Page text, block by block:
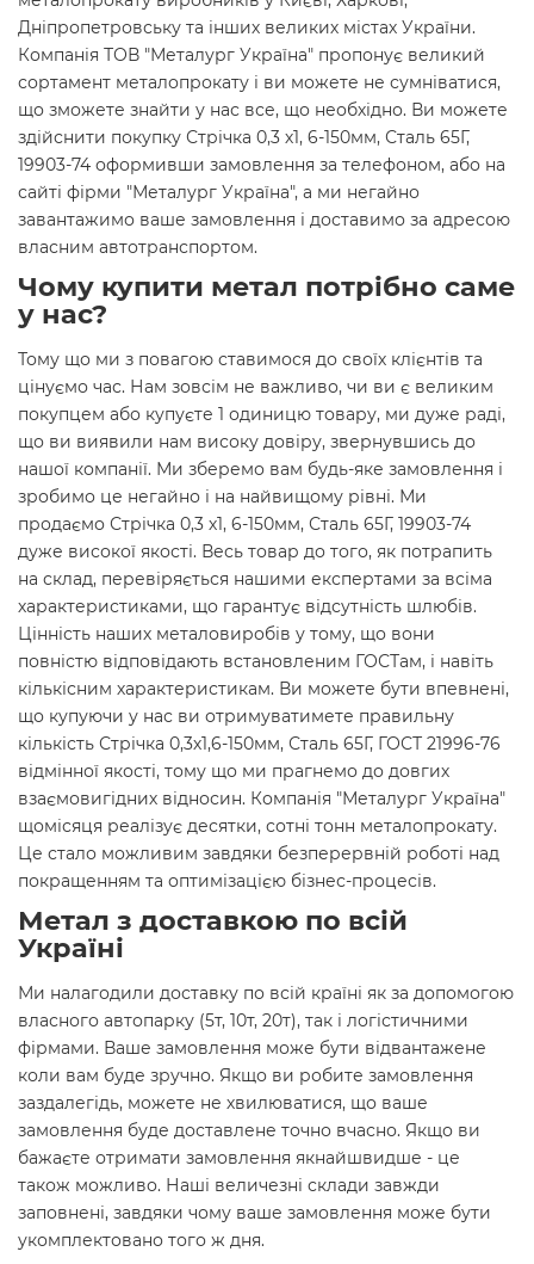
Дніпропетровську та інших великих містах України.
Компанія ТОВ "Металург Україна" пропонує великий
сортамент металопрокату і ви можете не сумніватися,
що зможете знайти у нас все, що необхідно. Ви можете
здійснити покупку Стрічка 0,3 х1, 6-150мм, Сталь 65Г,
19903-74 оформивши замовлення за телефоном, або на
сайті фірми "Металург Україна", а ми негайно
завантажимо ваше замовлення і доставимо за адресою
власним автотранспортом.
Чому купити метал потрібно саме
у нас?
Тому що ми з повагою ставимося до своїх клієнтів та
цінуємо час. Нам зовсім не важливо, чи ви є великим
покупцем або купуєте 1 одиницю товару, ми дуже раді,
що ви виявили нам високу довіру, звернувшись до
нашої компанії. Ми зберемо вам будь-яке замовлення і
зробимо це негайно і на найвищому рівні. Ми
продаємо Стрічка 0,3 х1, 6-150мм, Сталь 65Г, 19903-74
дуже високої якості. Весь товар до того, як потрапить
на склад, перевіряється нашими експертами за всіма
характеристиками, що гарантує відсутність шлюбів.
Цінність наших металовиробів у тому, що вони
повністю відповідають встановленим ГОСТам, і навіть
кількісним характеристикам. Ви можете бути впевнені,
що купуючи у нас ви отримуватимете правильну
кількість Стрічка 0,3х1,6-150мм, Сталь 65Г, ГОСТ 21996-76
відмінної якості, тому що ми прагнемо до довгих
взаємовигідних відносин. Компанія "Металург Україна"
щомісяця реалізує десятки, сотні тонн металопрокату.
Це стало можливим завдяки безперервній роботі над
покращенням та оптимізацією бізнес-процесів.
Метал з доставкою по всій
Україні
Ми налагодили доставку по всій країні як за допомогою
власного автопарку (5т, 10т, 20т), так і логістичними
фірмами. Ваше замовлення може бути відвантажене
коли вам буде зручно. Якщо ви робите замовлення
заздалегідь, можете не хвилюватися, що ваше
замовлення буде доставлене точно вчасно. Якщо ви
бажаєте отримати замовлення якнайшвидше - це
також можливо. Наші величезні склади завжди
заповнені, завдяки чому ваше замовлення може бути
укомплектовано того ж дня.